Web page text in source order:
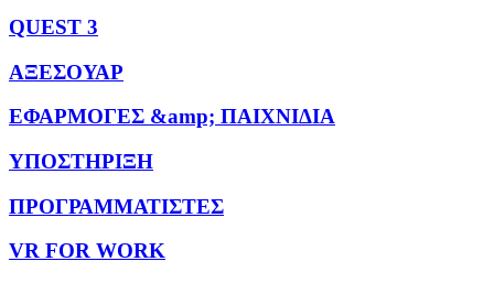
QUEST 3
ΑΞΕΣΟΥΑΡ
ΕΦΑΡΜΟΓΕΣ &amp; ΠΑΙΧΝΙΔΙΑ
ΥΠΟΣΤΗΡΙΞΗ
ΠΡΟΓΡΑΜΜΑΤΙΣΤΕΣ
VR FOR WORK